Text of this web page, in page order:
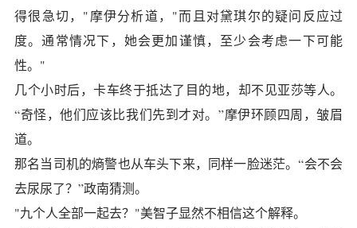
得很急切，"摩伊分析道，"而且对黛琪尔的疑问反应过
度。通常情况下，她会更加谨慎，至少会考虑一下可能
性。"
几个小时后，卡车终于抵达了目的地，却不见亚莎等人。
“奇怪，他们应该比我们先到才对。”摩伊环顾四周，皱眉
道。
那名当司机的熵警也从车头下来，同样一脸迷茫。“会不会
去尿尿了？”政南猜测。
"九个人全部一起去？"美智子显然不相信这个解释。